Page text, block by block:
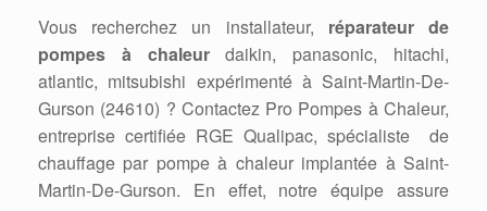
Vous recherchez un installateur, réparateur de
pompes à chaleurdaikin, panasonic, hitachi,
atlantic, mitsubishi expérimenté à Saint-Martin-De-
Gurson (24610) ? Contactez Pro Pompes à Chaleur,
entreprise certifiée RGE Qualipac, spécialiste de
chauffage par pompe à chaleur implantée à Saint-
Martin-De-Gurson. En effet, notre équipe assure